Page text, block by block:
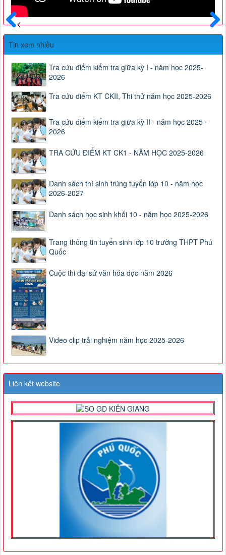
Sau
Trước
Tin xem nhiều
Tra cứu điểm kiểm tra giữa kỳ I - năm học 2025-
2026
Tra cứu điểm KT CKII, Thi thử năm học 2025-2026
Tra cứu điểm kiểm tra giữa kỳ II - năm học 2025 -
2026
TRA CỨU ĐIỂM KT CK1 - NĂM HỌC 2025-2026
Danh sách thí sinh trúng tuyển lớp 10 - năm học
2026-2027
Danh sách học sinh khối 10 - năm học 2025-2026
Trang thông tin tuyển sinh lớp 10 trường THPT Phú
Quốc
Cuộc thi đại sứ văn hóa đọc năm 2026
Video clip trải nghiệm năm học 2025-2026
Liên kết website